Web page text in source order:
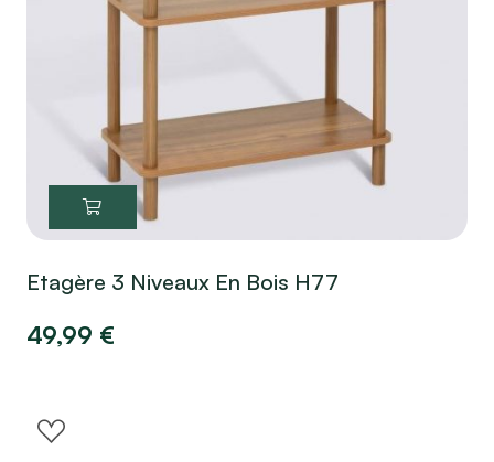
Etagère 3 Niveaux En Bois H77
49,99 €